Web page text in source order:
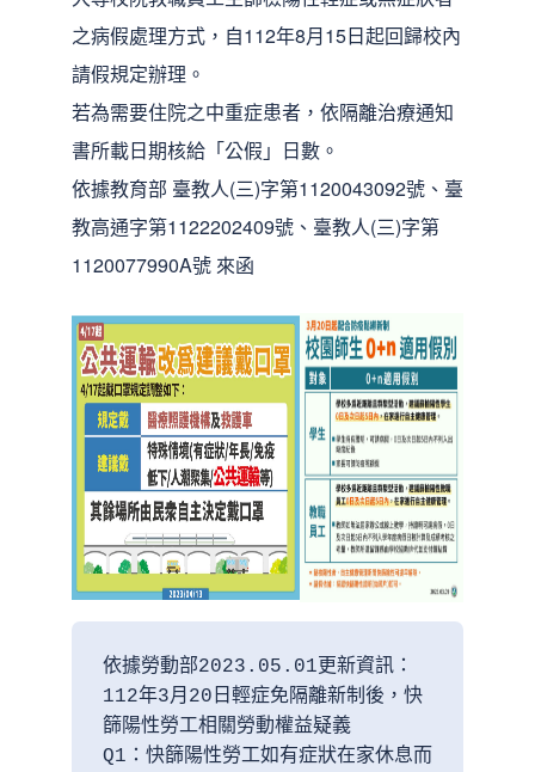
之病假處理方式，自112年8月15日起回歸校內
請假規定辦理。
若為需要住院之中重症患者，依隔離治療通知
書所載日期核給「公假」日數。
依據教育部 臺教人(三)字第1120043092號、臺
教高通字第1122202409號、臺教人(三)字第
1120077990A號 來函
依據勞動部2023.05.01更新資訊：
112年3月20日輕症免隔離新制後，快
篩陽性勞工相關勞動權益疑義
Q1：快篩陽性勞工如有症狀在家休息而